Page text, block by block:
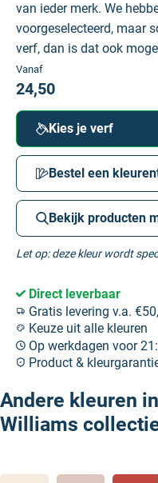
van ieder merk. We
voorgeselecteerd, maar
verf, dan is dat ook
Vanaf
24,50
Kies je verf
Bestel een
Bekijk producten
Let op: deze kleur wordt
Direct leverbaar
Gratis levering v.a.
Keuze uit alle kleuren
Op werkdagen voor
Product &
Andere kleuren
Williams